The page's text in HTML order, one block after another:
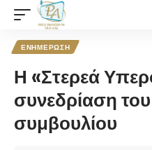
ΕΝΗΜΕΡΩΣΗ
Η «Στερεά
συνεδρίαση
συμβουλίου